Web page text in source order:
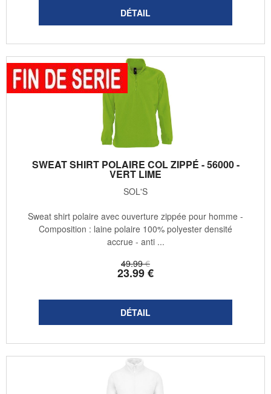
SWEAT SHIRT POLAIRE COL ZIPPÉ - 56000 -
VERT LIME
SOL'S
49.99 €
23.99€
Sweat shirt polaire avec ouverture zippée pour homme -
Composition : laine polaire 100% polyester densité
accrue - anti ...